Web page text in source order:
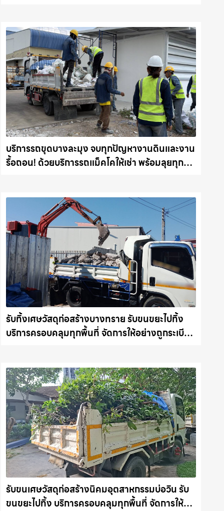
บริการรถขุดบางละมุง จบทุกปัญหางานดินและงาน
รื้อถอน! ด้วยบริการรถแม็คโคให้เช่า พร้อมลุยทุก
รับทิ้งเศษวัสดุก่อสร้างบางทราย รับขนขยะไปทิ้ง
บริการครอบคลุมทุกพื้นที่ จัดการให้อย่างถูกระเบียบ
รับขนเศษวัสดุก่อสร้างนิคมอุตสาหกรรมบ่อวิน รับ
ขนขยะไปทิ้ง บริการครอบคลุมทุกพื้นที่ จัดการให้